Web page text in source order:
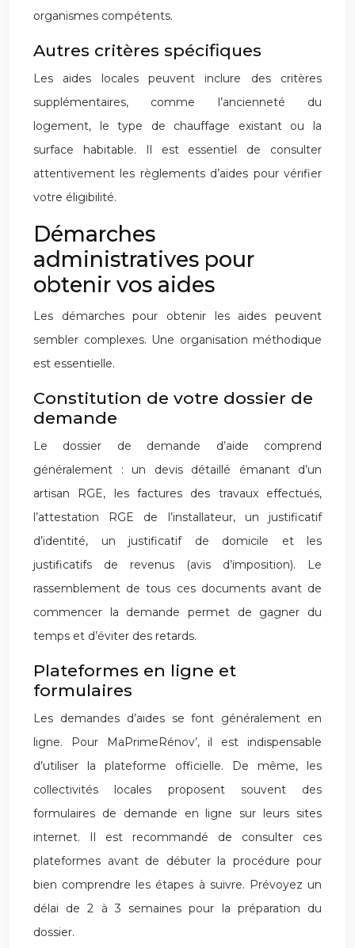
organismes compétents.
Autres critères spécifiques
Les aides locales peuvent inclure des critères
supplémentaires, comme l’ancienneté du
logement, le type de chauffage existant ou la
surface habitable. Il est essentiel de consulter
attentivement les règlements d’aides pour vérifier
votre éligibilité.
Démarches
administratives pour
obtenir vos aides
Les démarches pour obtenir les aides peuvent
sembler complexes. Une organisation méthodique
est essentielle.
Constitution de votre dossier de
demande
Le dossier de demande d’aide comprend
généralement : un devis détaillé émanant d’un
artisan RGE, les factures des travaux effectués,
l’attestation RGE de l’installateur, un justificatif
d’identité, un justificatif de domicile et les
justificatifs de revenus (avis d’imposition). Le
rassemblement de tous ces documents avant de
commencer la demande permet de gagner du
temps et d’éviter des retards.
Plateformes en ligne et
formulaires
Les demandes d’aides se font généralement en
ligne. Pour MaPrimeRénov’, il est indispensable
d’utiliser la plateforme officielle. De même, les
collectivités locales proposent souvent des
formulaires de demande en ligne sur leurs sites
internet. Il est recommandé de consulter ces
plateformes avant de débuter la procédure pour
bien comprendre les étapes à suivre. Prévoyez un
délai de 2 à 3 semaines pour la préparation du
dossier.